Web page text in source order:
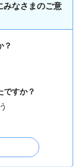
みなさまのご意
？
ですか？